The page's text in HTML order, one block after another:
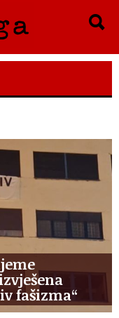
fašizma“